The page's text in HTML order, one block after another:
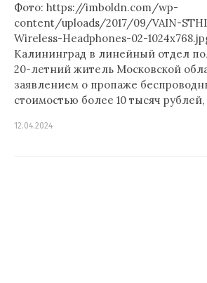
Фото: https://imboldn.com/wp-
content/uploads/2017/09/VAIN-
Wireless-Headphones-02-
Калининград в линейный отдел
20-летний житель Московской
заявлением о пропаже
стоимостью более 10 тысяч
12.04.2024